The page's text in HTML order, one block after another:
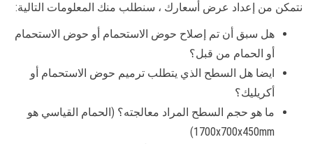
نتمكن من إعداد عرض أسعارك ، سنطلب منك المعلومات التالية:
هل سبق أن تم إصلاح حوض الاستحمام أو حوض الاستحمام
أو الحمام من قبل؟
ايضا هل السطح الذي يتطلب ترميم حوض الاستحمام أو
أكريليك؟
ما هو حجم السطح المراد معالجته؟ (الحمام القياسي هو
1700x700x450mm)